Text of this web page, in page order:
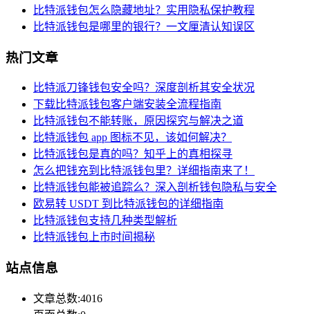
比特派钱包怎么隐藏地址？实用隐私保护教程
比特派钱包是哪里的银行？一文厘清认知误区
热门文章
比特派刀锋钱包安全吗？深度剖析其安全状况
下载比特派钱包客户端安装全流程指南
比特派钱包不能转账，原因探究与解决之道
比特派钱包 app 图标不见，该如何解决？
比特派钱包是真的吗？知乎上的真相探寻
怎么把钱充到比特派钱包里？详细指南来了！
比特派钱包能被追踪么？深入剖析钱包隐私与安全
欧易转 USDT 到比特派钱包的详细指南
比特派钱包支持几种类型解析
比特派钱包上市时间揭秘
站点信息
文章总数:4016